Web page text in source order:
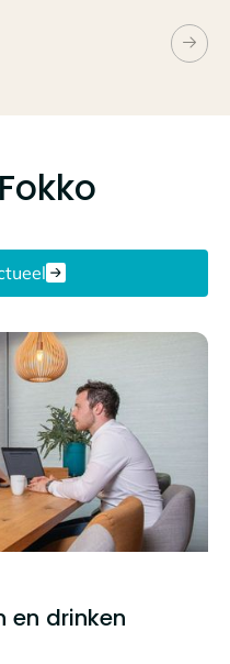
Fokko
en drinken